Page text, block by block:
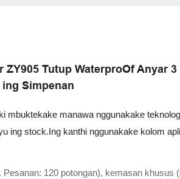
ZY905 Tutup WaterproOf Anyar
Simpenan
mbuktekake manawa nggunakake
ing stock.Ing kanthi nggunakake kolom
Pesanan: 120 potongan), kemasan khusus